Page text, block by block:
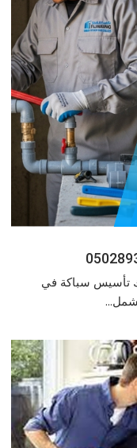
تأسيس سباكة في